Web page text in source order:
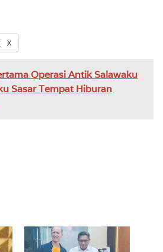
X
Operasi Antik Salawaku
Sasar Tempat Hiburan